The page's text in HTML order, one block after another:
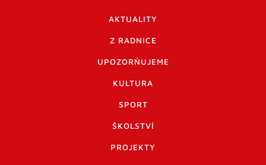
AKTUALITY
Z RADNICE
UPOZORŇUJEME
KULTURA
SPORT
ŠKOLSTVÍ
PROJEKTY